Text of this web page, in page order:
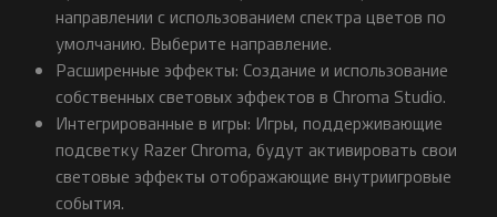
направлении с использованием спектра цветов по
умолчанию. Выберите направление.
Расширенные эффекты: Создание и использование
собственных световых эффектов в Chroma Studio.
Интегрированные в игры: Игры, поддерживающие
подсветку Razer Chroma, будут активировать свои
световые эффекты отображающие внутриигровые
события.